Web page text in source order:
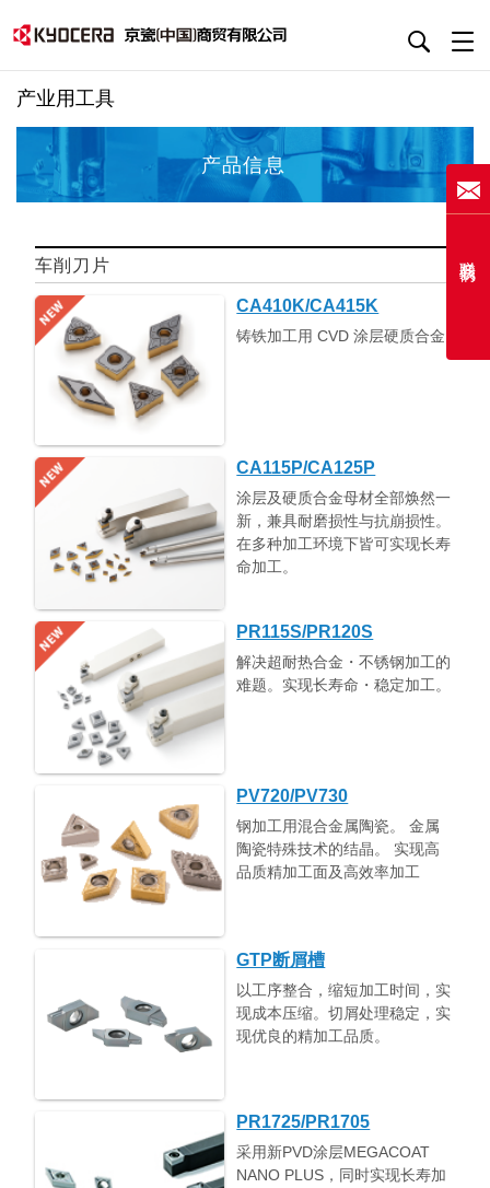
产业用工具
产品信息
车削刀片
CA410K/CA415K
铸铁加工用 CVD 涂层硬质合金
CA115P/CA125P
涂层及硬质合金母材全部焕然一
新，兼具耐磨损性与抗崩损性。
在多种加工环境下皆可实现长寿
命加工。
PR115S/PR120S
解决超耐热合金・不锈钢加工的
难题。实现长寿命・稳定加工。
PV720/PV730
钢加工用混合金属陶瓷。 金属
陶瓷特殊技术的结晶。 实现高
品质精加工面及高效率加工
GTP断屑槽
以工序整合，缩短加工时间，实
现成本压缩。切屑处理稳定，实
现优良的精加工品质。
PR1725/PR1705
采用新PVD涂层MEGACOAT
NANO PLUS，同时实现长寿加